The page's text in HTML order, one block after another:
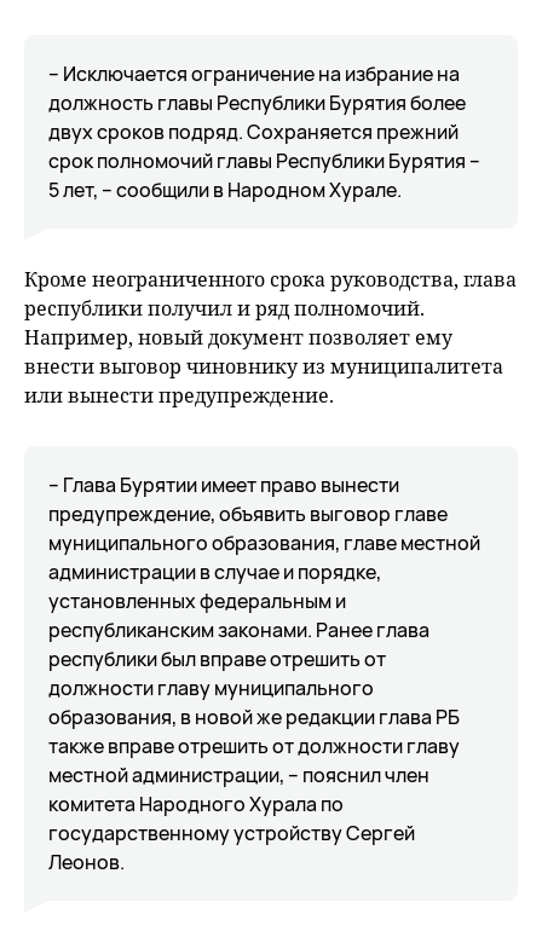
– Исключается ограничение на избрание на
должность главы Республики Бурятия более
двух сроков подряд. Сохраняется прежний
срок полномочий главы Республики Бурятия –
5 лет, – сообщили в Народном Хурале.
Кроме неограниченного срока руководства, глава
республики получил и ряд полномочий.
Например, новый документ позволяет ему
внести выговор чиновнику из муниципалитета
или вынести предупреждение.
– Глава Бурятии имеет право вынести
предупреждение, объявить выговор главе
муниципального образования, главе местной
администрации в случае и порядке,
установленных федеральным и
республиканским законами. Ранее глава
республики был вправе отрешить от
должности главу муниципального
образования, в новой же редакции глава РБ
также вправе отрешить от должности главу
местной администрации, – пояснил член
комитета Народного Хурала по
государственному устройству Сергей
Леонов.